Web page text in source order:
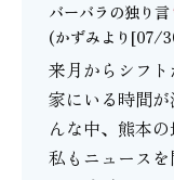
バーバラの独り言
(かずみより[07/
来月からシフ
家にいる時間
んな中、熊本の
私もニュース